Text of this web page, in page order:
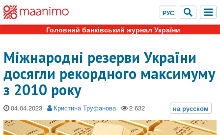
Головний банківський журнал України
Міжнародні резерви України
досягли рекордного максимуму
з 2010 року
04.04.2023 Кристина Труфанова